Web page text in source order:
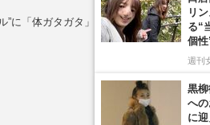
”に「体ガタガタ」「休ませて」ファン悲鳴